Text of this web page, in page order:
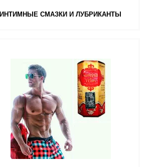
ИНТИМНЫЕ СМАЗКИ И ЛУБРИКАНТЫ